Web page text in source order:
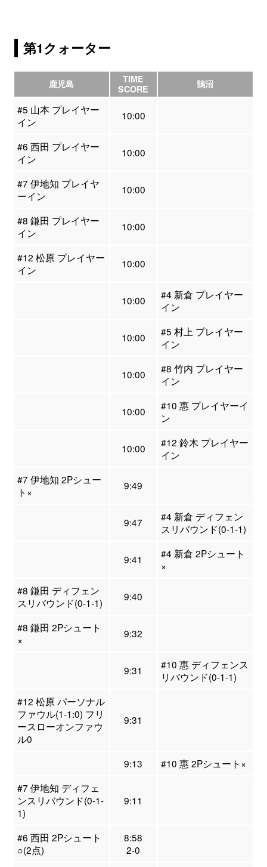
第1クォーター
鹿児島
TIME
SCORE
鵠沼
#5 山本 プレイヤー
イン
10:00
#6 西田 プレイヤー
イン
10:00
#7 伊地知 プレイヤ
ーイン
10:00
#8 鎌田 プレイヤー
イン
10:00
#12 松原 プレイヤー
イン
10:00
10:00
#4 新倉 プレイヤー
イン
10:00
#5 村上 プレイヤー
イン
10:00
#8 竹内 プレイヤー
イン
10:00
#10 惠 プレイヤーイ
ン
10:00
#12 鈴木 プレイヤー
イン
#7 伊地知 2Pシュー
ト×
9:49
9:47
#4 新倉 ディフェン
スリバウンド(0-1-1)
9:41
#4 新倉 2Pシュート
×
#8 鎌田 ディフェン
スリバウンド(0-1-1)
9:40
#8 鎌田 2Pシュート
×
9:32
9:31
#10 惠 ディフェンス
リバウンド(0-1-1)
#12 松原 パーソナル
ファウル(1-1:0) フリ
ースローオンファウ
ル0
9:31
9:13
#10 惠 2Pシュート×
#7 伊地知 ディフェ
ンスリバウンド(0-1-
1)
9:11
#6 西田 2Pシュート
○(2点)
8:58
2-0